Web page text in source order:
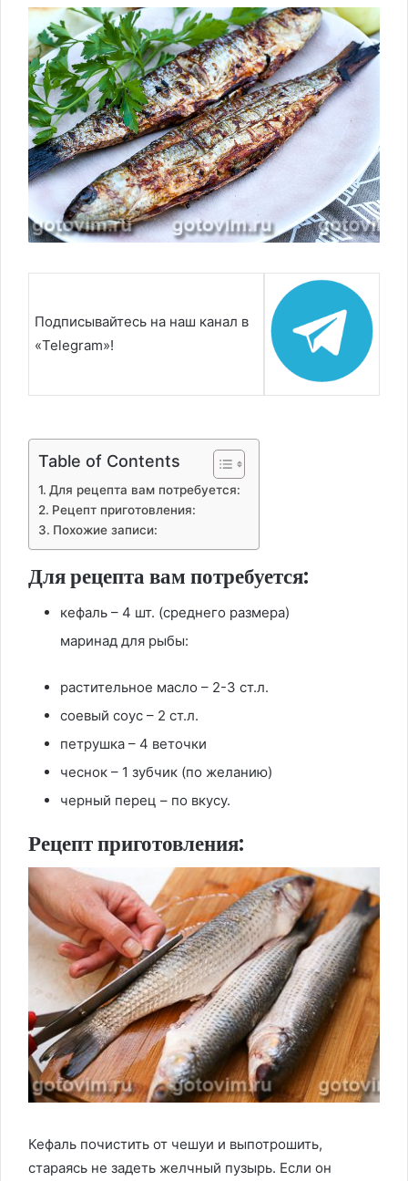
Подписывайтесь на наш канал в
«Telegram»!
Table of Contents
Для рецепта вам потребуется:
Рецепт приготовления:
Похожие записи:
Для рецепта вам потребуется:
кефаль – 4 шт. (среднего размера)
маринад для рыбы:
растительное масло – 2-3 ст.л.
соевый соус – 2 ст.л.
петрушка – 4 веточки
чеснок – 1 зубчик (по желанию)
черный перец – по вкусу.
Рецепт приготовления:
Кефаль почистить от чешуи и выпотрошить,
стараясь не задеть желчный пузырь. Если он